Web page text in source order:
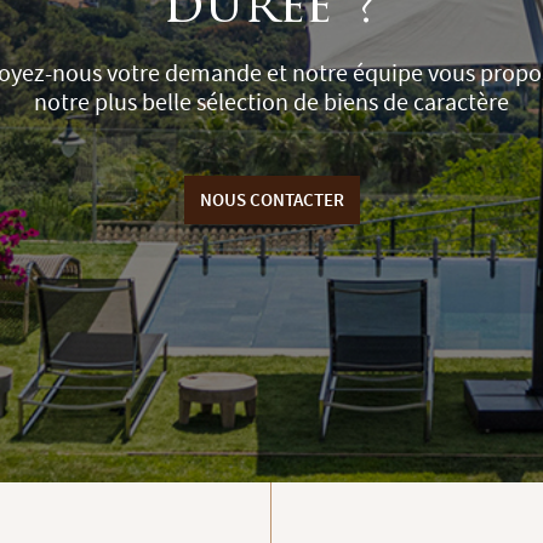
nous votre demande et notre équipe vous
notre plus belle sélection de biens de caractère
NOUS CONTACTER